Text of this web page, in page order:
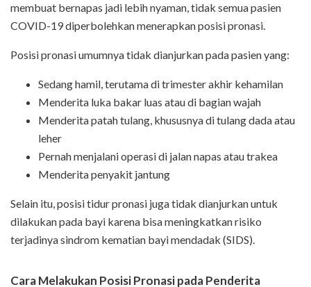
membuat bernapas jadi lebih nyaman, tidak semua pasien
COVID-19 diperbolehkan menerapkan posisi pronasi.
Posisi pronasi umumnya tidak dianjurkan pada pasien yang:
Sedang hamil, terutama di trimester akhir kehamilan
Menderita luka bakar luas atau di bagian wajah
Menderita patah tulang, khususnya di tulang dada atau
leher
Pernah menjalani operasi di jalan napas atau trakea
Menderita penyakit jantung
Selain itu, posisi tidur pronasi juga tidak dianjurkan untuk
dilakukan pada bayi karena bisa meningkatkan risiko
terjadinya sindrom kematian bayi mendadak (SIDS).
Cara Melakukan Posisi Pronasi pada Penderita